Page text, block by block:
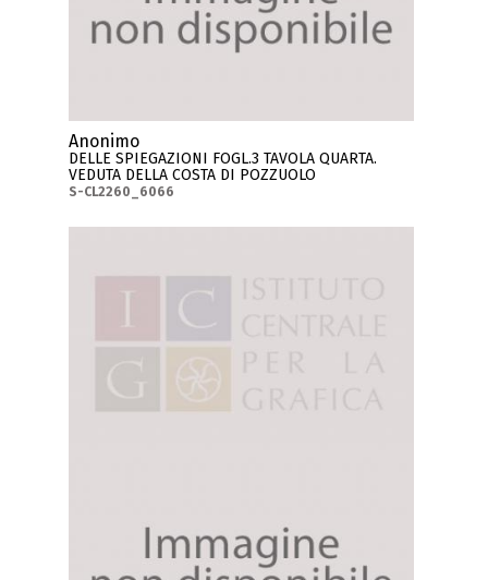
Anonimo
DELLE SPIEGAZIONI FOGL.3 TAVOLA QUARTA.
VEDUTA DELLA COSTA DI POZZUOLO
S-CL2260_6066